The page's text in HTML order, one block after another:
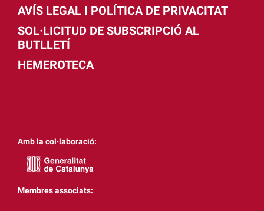
AVÍS LEGAL I POLÍTICA DE PRIVACITAT
SOL·LICITUD DE SUBSCRIPCIÓ AL
BUTLLETÍ
HEMEROTECA
Amb la col·laboració:
Membres associats: